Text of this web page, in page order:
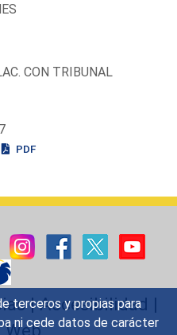
terceros y propias para
ni cede datos de carácter
CON TRIBUNAL
PDF
|Accesibilidad |
Web